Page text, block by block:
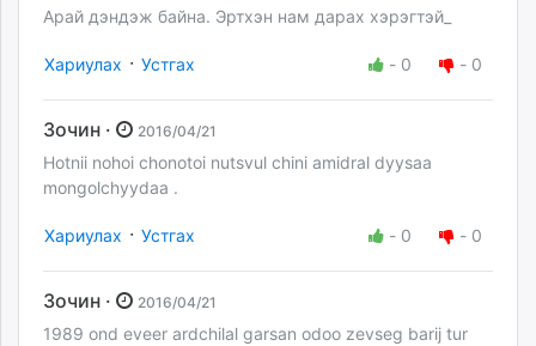
Арай дэндэж байна. Эртхэн нам дарах хэрэгтэй_
Хариулах · Устгах - 0 - 0
Зочин · 2016/04/21
Hotnii nohoi chonotoi nutsvul chini amidral dyysaa
mongolchyydaa .
Хариулах · Устгах - 0 - 0
Зочин · 2016/04/21
1989 ond eveer ardchilal garsan odoo zevseg barij tur